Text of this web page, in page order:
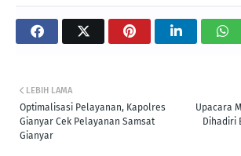
Upacara
Dihadiri
LEBIH LAMA
Optimalisasi Pelayanan, Kapolres
Gianyar Cek Pelayanan Samsat
Gianyar